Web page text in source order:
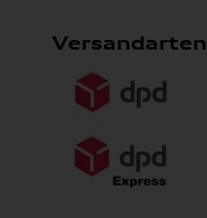
Versandarten